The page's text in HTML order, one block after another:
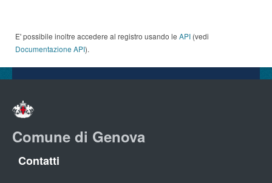
E' possibile inoltre accedere al registro usando le API (vedi
Documentazione API).
Comune di Genova
Contatti